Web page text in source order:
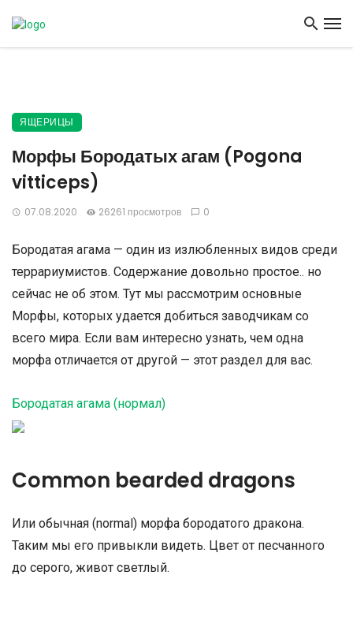
ЯЩЕРИЦЫ
Морфы Бородатых агам (Pogona
vitticeps)
07.08.2020 26261 просмотров 0
Бородатая агама — один из излюбленных видов среди
террариумистов. Содержание довольно простое.. но
сейчас не об этом. Тут мы рассмотрим основные
Морфы, которых удается добиться заводчикам со
всего мира. Если вам интересно узнать, чем одна
морфа отличается от другой — этот раздел для вас.
Бородатая агама (нормал)
Common bearded dragons
Или обычная (normal) морфа бородатого дракона.
Таким мы его привыкли видеть. Цвет от песчанного
до серого, живот светлый.